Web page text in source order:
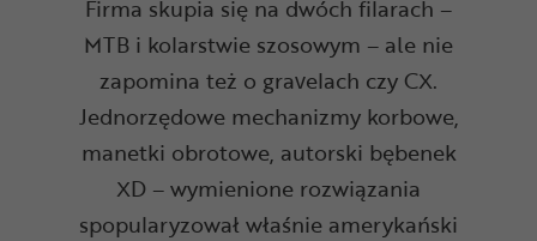
Firma skupia się na dwóch filarach –
MTB i kolarstwie szosowym – ale nie
zapomina też o gravelach czy CX.
Jednorzędowe mechanizmy korbowe,
manetki obrotowe, autorski bębenek
XD – wymienione rozwiązania
spopularyzował właśnie amerykański